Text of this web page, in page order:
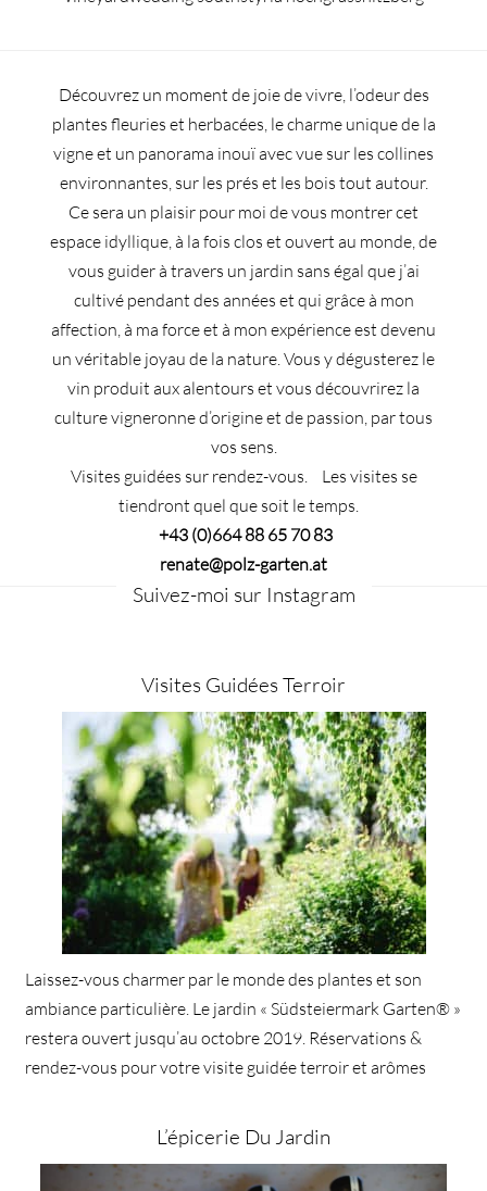
Découvrez un moment de joie de vivre, l’odeur des
plantes fleuries et herbacées, le charme unique de la
vigne et un panorama inouï avec vue sur les collines
environnantes, sur les prés et les bois tout autour.
Ce sera un plaisir pour moi de vous montrer cet
espace idyllique, à la fois clos et ouvert au monde, de
vous guider à travers un jardin sans égal que j’ai
cultivé pendant des années et qui grâce à mon
affection, à ma force et à mon expérience est devenu
un véritable joyau de la nature. Vous y dégusterez le
vin produit aux alentours et vous découvrirez la
culture vigneronne d’origine et de passion, par tous
vos sens.
Visites guidées sur rendez-vous. Les visites se
tiendront quel que soit le temps.
+43 (0)664 88 65 70 83
renate@polz-garten.at
Suivez-moi sur Instagram
Visites Guidées Terroir
Laissez-vous charmer par le monde des plantes et son
ambiance particulière. Le jardin « Südsteiermark Garten® »
restera ouvert jusqu’au octobre 2019. Réservations &
rendez-vous pour votre visite guidée terroir et arômes
L’épicerie Du Jardin